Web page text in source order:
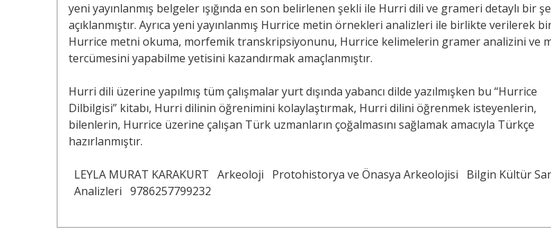
yeni yayınlanmış belgeler ışığında en son belirlenen şekli ile Hurri dili ve grameri detaylı bir
açıklanmıştır. Ayrıca yeni yayınlanmış Hurrice metin örnekleri analizleri ile birlikte verilerek
Hurrice metni okuma, morfemik transkripsiyonunu, Hurrice kelimelerin gramer analizini ve
tercümesini yapabilme yetisini kazandırmak amaçlanmıştır.
Hurri dili üzerine yapılmış tüm çalışmalar yurt dışında yabancı dilde yazılmışken bu “Hurrice
Dilbilgisi” kitabı, Hurri dilinin öğrenimini kolaylaştırmak, Hurri dilini öğrenmek isteyenlerin,
bilenlerin, Hurrice üzerine çalışan Türk uzmanların çoğalmasını sağlamak amacıyla Türkçe
hazırlanmıştır.
LEYLA MURAT KARAKURT Arkeoloji Protohistorya ve Önasya Arkeolojisi Bilgin Kültür
Analizleri 9786257799232